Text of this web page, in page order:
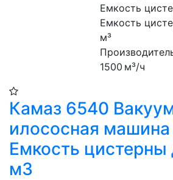
Емкость
Емкость
м³
1500 м³/ч
Камаз 6540
илососная
Емкость цистерны
м3